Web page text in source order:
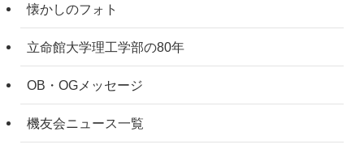
懐かしのフォト
立命館大学理工学部の80年
OB・OGメッセージ
機友会ニュース一覧